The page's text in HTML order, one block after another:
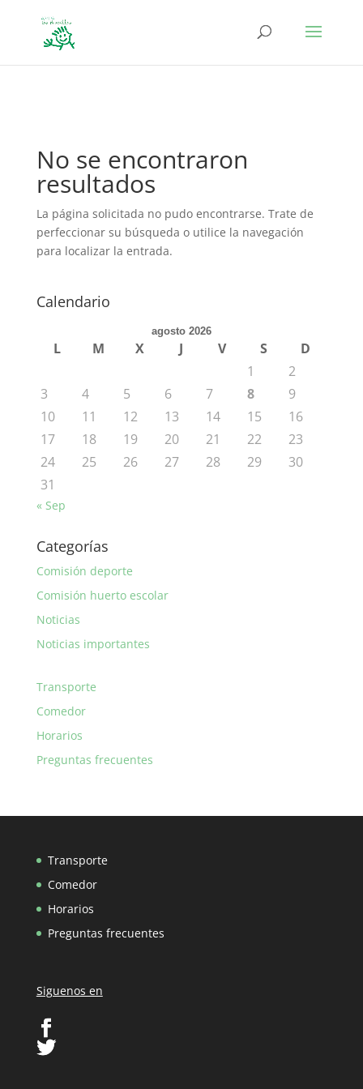
No se encontraron
resultados
La página solicitada no pudo encontrarse. Trate de
perfeccionar su búsqueda o utilice la navegación
para localizar la entrada.
Calendario
agosto 2026
L M X J V S
D
1
2
3
4 5 6 7 8
9
10
11 12 13 14 15
16
17
18 19 20 21 22
23
24
25 26 27 28 29
30
31
« Sep
Categorías
Comisión deporte
Comisión huerto escolar
Noticias
Noticias importantes
Transporte
Comedor
Horarios
Preguntas frecuentes
Transporte
Comedor
Horarios
Preguntas frecuentes
Siguenos en